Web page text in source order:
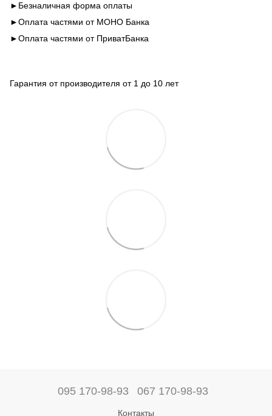
►Безналичная форма оплаты
►Оплата частями от МОНО Банка
►Оплата частями от ПриватБанка
Гарантия от производителя от 1 до 10 лет
095 170-98-93 067 170-98-93
Контакты